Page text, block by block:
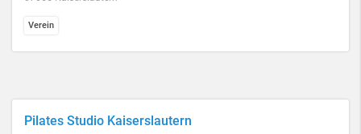
Verein
Pilates Studio Kaiserslautern